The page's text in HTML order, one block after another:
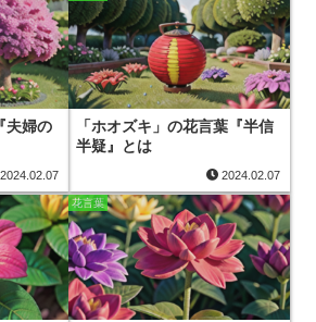
夫婦の
2024.02.07
「ホオズキ」の花言葉『半信
半疑』とは
2024.02.07
花言葉